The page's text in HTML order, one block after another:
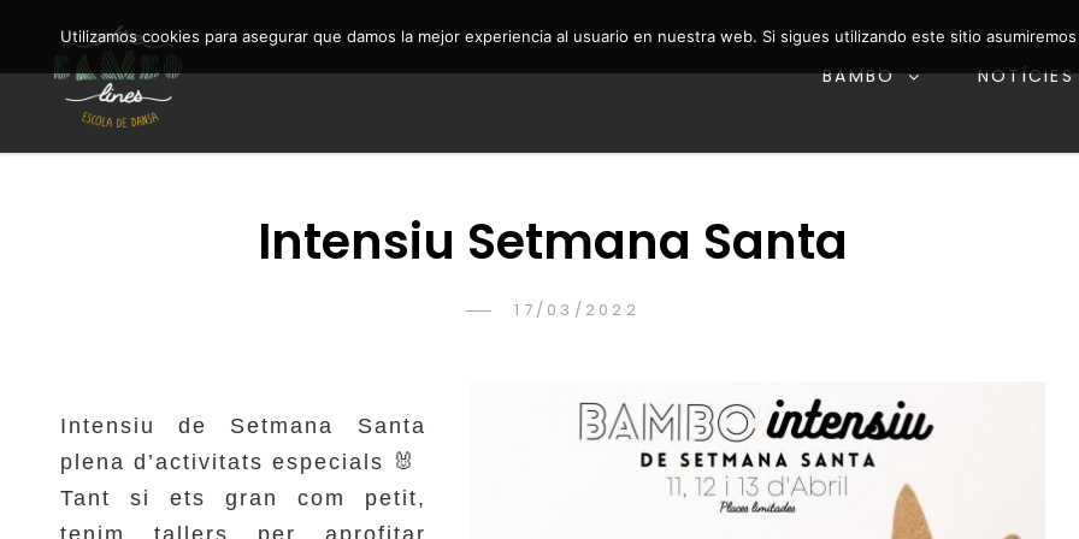
BAMBO NOTÍCIES
Intensiu Setmana Santa
POSTED
17/03/2022
Intensiu de Setmana Santa
plena d’activitats especials 🐰
Tant si ets gran com petit,
Utilizamos cookies para asegurar que damos la mejor experiencia al usuario en nuestra web. Si sigues utilizando este sitio